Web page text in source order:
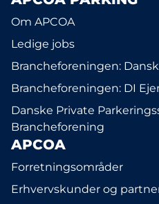
Om APCOA
Ledige jobs
Brancheforeningen:
Brancheforeningen: DI
Danske Private
Brancheforening
APCOA
Forretningsområder
Erhvervskunder og